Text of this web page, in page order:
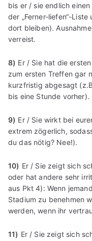
bis er / sie endlich
der „Ferner-liefen“-
dort bleiben).
verreist.
8) Er / Sie hat die
zum ersten Treffen gar
kurzfristig abgesagt
bis eine Stunde vorher).
9) Er / Sie wirkt bei
extrem zögerlich,
du das nötig? Nee!).
10) Er / Sie zeigt sich
oder hat andere sehr
aus Pkt 4): Wenn
Stadium zu benehmen
werden, wenn ihr
11) Er / Sie zeigt sich